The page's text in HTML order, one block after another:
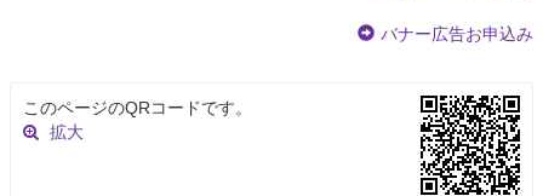
バナー広告お申込み
このページのQRコードです。
拡大